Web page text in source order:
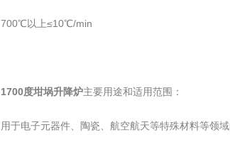
700℃以上≤10℃/min
1700度坩埚升降炉主要用途和适用范围：
用于电子元器件、陶瓷、航空航天等特殊材料等领